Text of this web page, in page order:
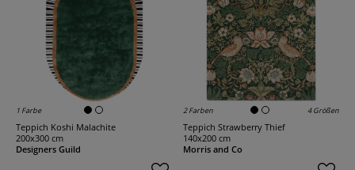
1 Farbe
Teppich Koshi Malachite
200x300 cm
Designers Guild
2 Farben 4 Größen
Teppich Strawberry Thief
140x200 cm
Morris and Co